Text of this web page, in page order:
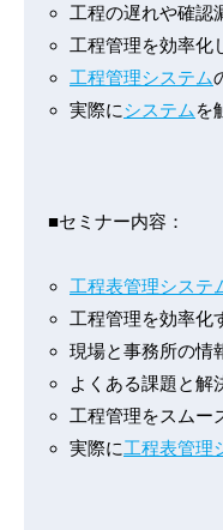
工程の遅れや確認
工程管理を効率化
工程管理システム
実際にシステム を
■セミナー内容：
工程表管理システ
工程管理を効率化
現場と事務所の情
よくある課題と解
工程管理をスムー
実際に工程表管理